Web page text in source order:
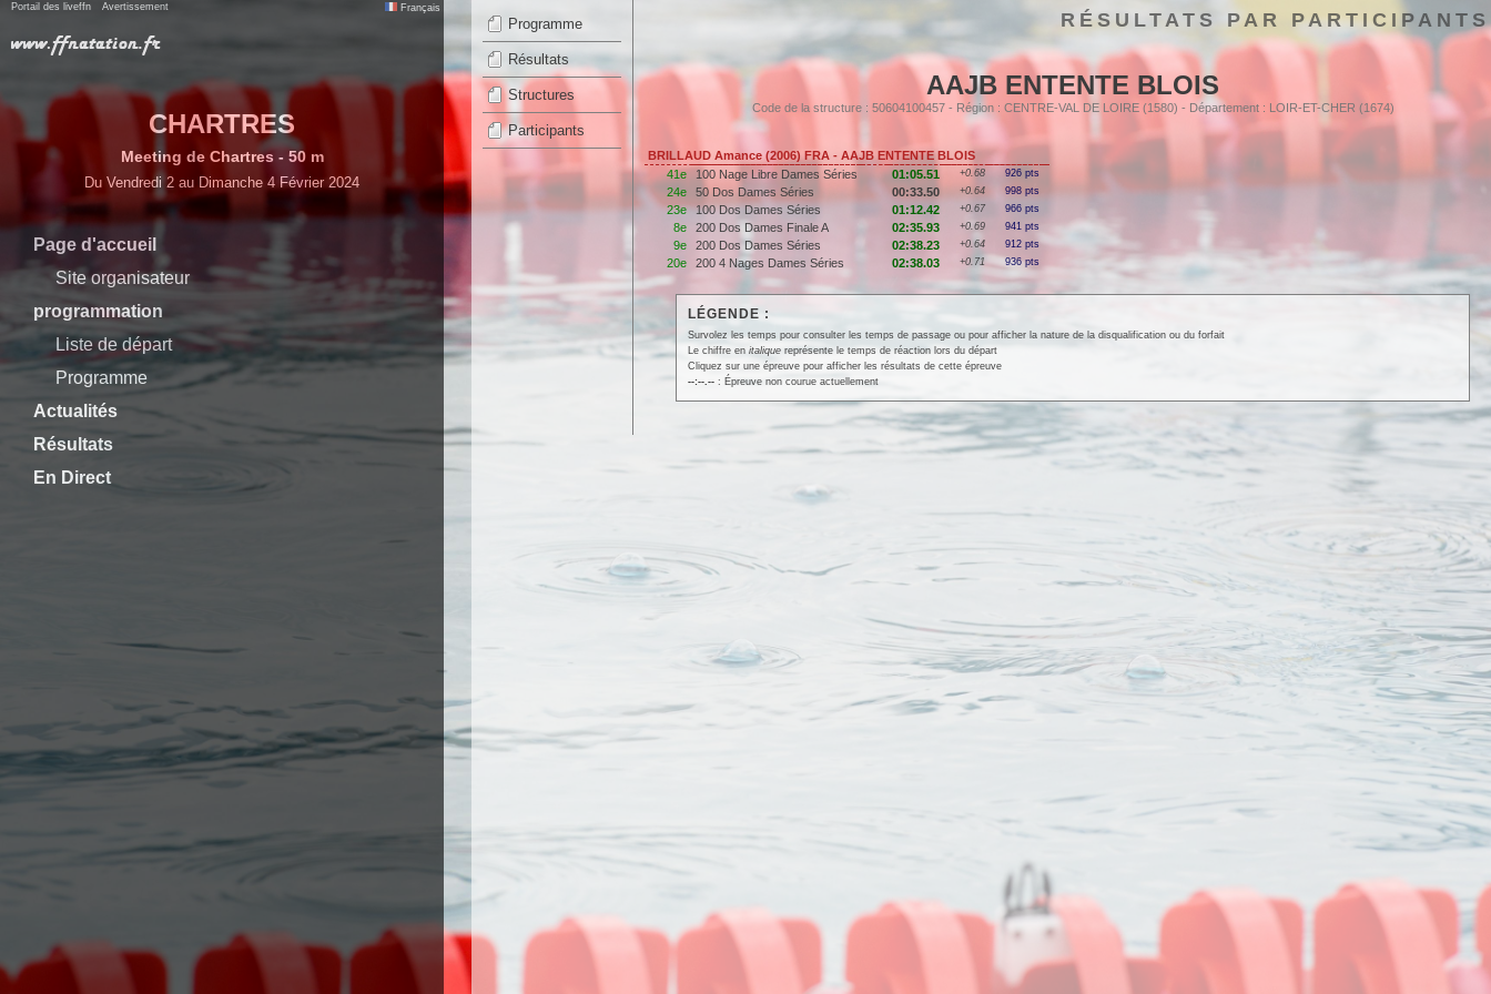
Portail des liveffn Avertissement Français
CHARTRES
Meeting de Chartres - 50 m
Du Vendredi 2 au Dimanche 4 Février 2024
Page d'accueil
Site organisateur
programmation
Liste de départ
Programme
Actualités
Résultats
En Direct
Programme
Résultats
Structures
Participants
RÉSULTATS PAR PARTICIPANTS
AAJB ENTENTE BLOIS
Code de la structure : 50604100457 - Région : CENTRE-VAL DE LOIRE (1580) - Département : LOIR-ET-CHER (1674)
BRILLAUD Amance (2006) FRA - AAJB ENTENTE BLOIS
41e
100 Nage Libre Dames Séries 01:05.51 +0.68 926 pts
24e 50 Dos Dames Séries 00:33.50 +0.64 998 pts
23e 100 Dos Dames Séries 01:12.42 +0.67 966 pts
8e 200 Dos Dames Finale A 02:35.93 +0.69 941 pts
9e 200 Dos Dames Séries 02:38.23 +0.64 912 pts
20e 200 4 Nages Dames Séries 02:38.03 +0.71 936 pts
LÉGENDE :
Survolez les temps pour consulter les temps de passage ou pour afficher la nature de la disqualification ou du forfait
Le chiffre en italiquereprésente le temps de réaction lors du départ
Cliquez sur une épreuve pour afficher les résultats de cette épreuve
--:--.--: Épreuve non courue actuellement